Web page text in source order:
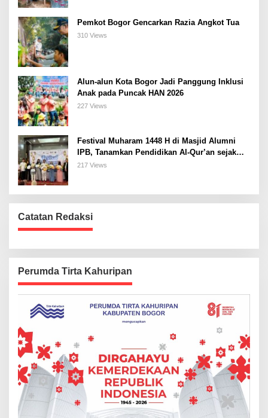
Pemkot Bogor Gencarkan Razia Angkot Tua
310 Views
Alun-alun Kota Bogor Jadi Panggung Inklusi
Anak pada Puncak HAN 2026
227 Views
Festival Muharam 1448 H di Masjid Alumni
IPB, Tanamkan Pendidikan Al-Qur’an sejak
Dini dan Siapkan Generasi Islami
217 Views
Catatan Redaksi
Perumda Tirta Kahuripan